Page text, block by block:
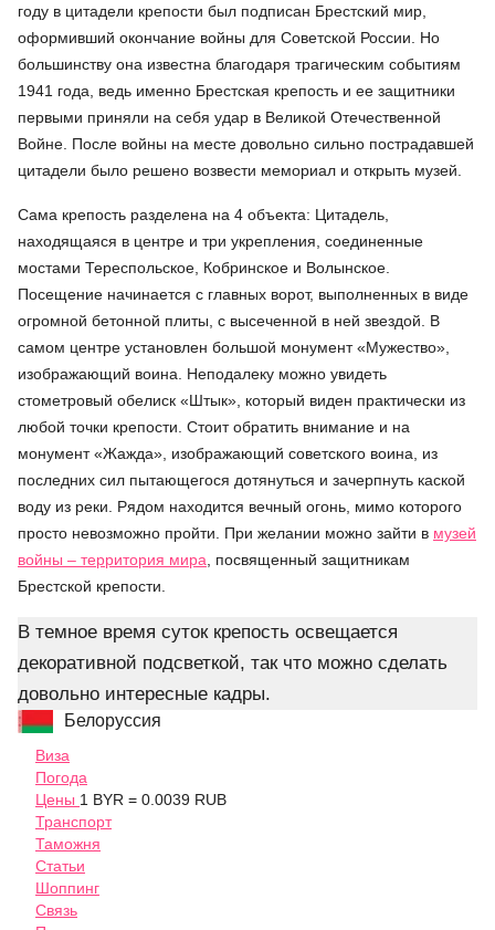
году в цитадели крепости был подписан Брестский мир,
оформивший окончание войны для Советской России. Но
большинству она известна благодаря трагическим событиям
1941 года, ведь именно Брестская крепость и ее защитники
первыми приняли на себя удар в Великой Отечественной
Войне. После войны на месте довольно сильно пострадавшей
цитадели было решено возвести мемориал и открыть музей.
Сама крепость разделена на 4 объекта: Цитадель,
находящаяся в центре и три укрепления, соединенные
мостами Тереспольское, Кобринское и Волынское.
Посещение начинается с главных ворот, выполненных в виде
огромной бетонной плиты, с высеченной в ней звездой. В
самом центре установлен большой монумент «Мужество»,
изображающий воина. Неподалеку можно увидеть
стометровый обелиск «Штык», который виден практически из
любой точки крепости. Стоит обратить внимание и на
монумент «Жажда», изображающий советского воина, из
последних сил пытающегося дотянуться и зачерпнуть каской
воду из реки. Рядом находится вечный огонь, мимо которого
просто невозможно пройти. При желании можно зайти в музей
войны – территория мира , посвященный защитникам
Брестской крепости.
В темное время суток крепость освещается
декоративной подсветкой, так что можно сделать
довольно интересные кадры.
Белоруссия
Виза
Погода
Цены 1 BYR = 0.0039 RUB
Транспорт
Таможня
Статьи
Шоппинг
Связь